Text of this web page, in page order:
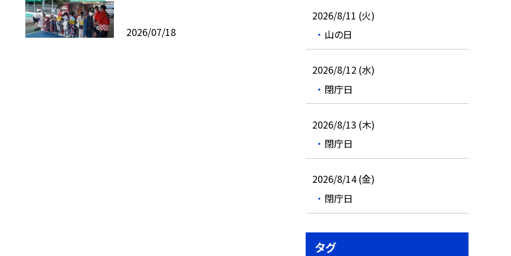
2026/07/18
2026/8/11 (火)
山の日
2026/8/12 (水)
閉庁日
2026/8/13 (木)
閉庁日
2026/8/14 (金)
閉庁日
タグ